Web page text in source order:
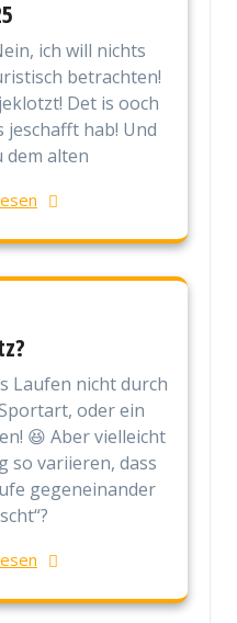
ich will nichts
betrachten!
Det is ooch
jeschafft hab! Und
dem alten
Laufen nicht durch
oder ein
😆 Aber vielleicht
so variieren, dass
gegeneinander